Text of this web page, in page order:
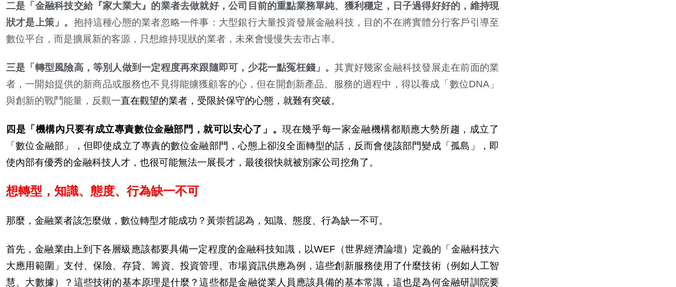
二是「金融科技交給『家大業大』的業者去做就好，公司目前的重點業務單純、獲利穩定，日子過得好好的，維持現
狀才是上策」。 抱持這種心態的業者忽略一件事：大型銀行大量投資發展金融科技，目的不在將實體分行客戶引導至
數位平台，而是擴展新的客源，只想維持現狀的業者，未來會慢慢失去市占率。
三是「轉型風險高，等別人做到一定程度再來跟隨即可，少花一點冤枉錢」。其實好幾家金融科技發展走在前面的業
者，一開始提供的新商品或服務也不見得能擄獲顧客的心，但在開創新產品、服務的過程中，得以養成「數位DNA」
與創新的戰鬥能量，反觀一直在觀望的業者，受限於保守的心態，就難有突破。
四是「機構內只要有成立專責數位金融部門，就可以安心了」。現在幾乎每一家金融機構都順應大勢所趨，成立了
「數位金融部」，但即使成立了專責的數位金融部門，心態上卻沒全面轉型的話，反而會使該部門變成「孤島」，即
使內部有優秀的金融科技人才，也很可能無法一展長才，最後很快就被別家公司挖角了。
想轉型，知識、態度、行為缺一不可
那麼，金融業者該怎麼做，數位轉型才能成功？ 黃崇哲認為，知識、態度、行為缺一不可。
首先，金融業由上到下各層級應該都要具備一定程度的金融科技知識，以WEF（世界經濟論壇）定義的「金融科技六
大應用範圍」支付、保險、存貸、籌資、投資管理、市場資訊供應為例，這些創新服務使用了什麼技術（例如人工智
慧、大數據）？這些技術的基本原理是什麼？這些都是金融從業人員應該具備的基本常識，這也是為何金融研訓院要